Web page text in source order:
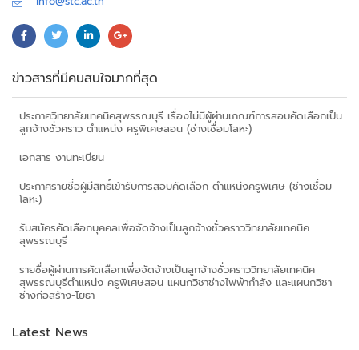
ข่าวสารที่มีคนสนใจมากที่สุด
ประกาศวิทยาลัยเทคนิคสุพรรณบุรี เรื่องไม่มีผู้ผ่านเกณฑ์การสอบคัดเลือกเป็น
ลูกจ้างชั่วคราว ตำแหน่ง ครูพิเศษสอน (ช่างเชื่อมโลหะ)
เอกสาร งานทะเบียน
ประกาศรายชื่อผู้มีสิทธิ์เข้ารับการสอบคัดเลือก ตำแหน่งครูพิเศษ (ช่างเชื่อม
โลหะ)
รับสมัครคัดเลือกบุคคลเพื่อจัดจ้างเป็นลูกจ้างชั่วคราววิทยาลัยเทคนิค
สุพรรณบุรี
รายชื่อผู้ผ่านการคัดเลือกเพื่อจัดจ้างเป็นลูกจ้างชั่วคราววิทยาลัยเทคนิค
สุพรรณบุรีตำแหน่ง ครูพิเศษสอน แผนกวิชาช่างไฟฟ้ากำลัง และแผนกวิชา
ช่างก่อสร้าง-โยธา
Latest News